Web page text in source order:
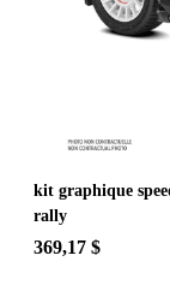
kit graphique
rally
369,17 $